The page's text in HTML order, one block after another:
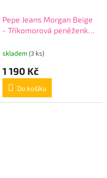
Pepe Jeans Morgan Beige
- Tříkomorová peněženka,
skladem (3 ks)
1 190 Kč
Do košíku